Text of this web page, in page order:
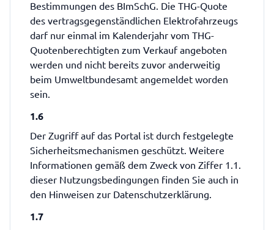
Bestimmungen des BImSchG. Die THG-Quote
des vertragsgegenständlichen Elektrofahrzeugs
darf nur einmal im Kalenderjahr vom THG-
Quotenberechtigten zum Verkauf angeboten
werden und nicht bereits zuvor anderweitig
beim Umweltbundesamt angemeldet worden
sein.
1.6
Der Zugriff auf das Portal ist durch festgelegte
Sicherheitsmechanismen geschützt. Weitere
Informationen gemäß dem Zweck von Ziffer 1.1.
dieser Nutzungsbedingungen finden Sie auch in
den Hinweisen zur Datenschutzerklärung.
1.7